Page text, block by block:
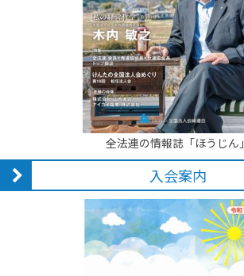
全法連の情報誌「ほうじん」
入会案内